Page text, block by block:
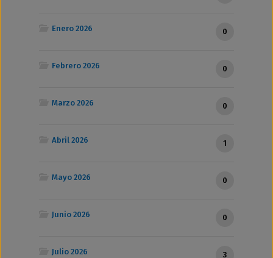
Enero 2026 0
Febrero 2026 0
Marzo 2026 0
Abril 2026 1
Mayo 2026 0
Junio 2026 0
Julio 2026 3